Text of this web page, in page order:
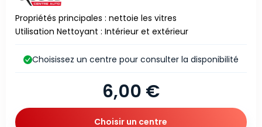
Propriétés principales : nettoie les vitres
Utilisation Nettoyant : Intérieur et extérieur
6,00 €
Choisissez un centre pour consulter la disponibilité
Choisir un centre